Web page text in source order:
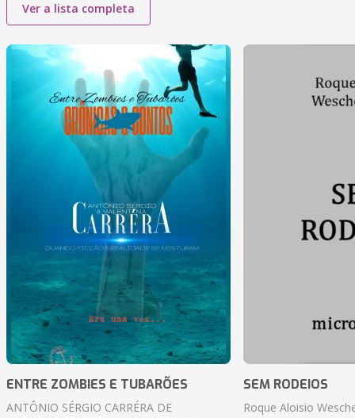
Ver a lista completa
ENTRE ZOMBIES E TUBARÕES
ANTÔNIO SÉRGIO CARRÉRA DE
SEM RODEIOS
Roque Aloisio